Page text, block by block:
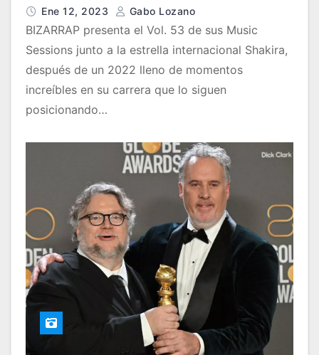
Ene 12, 2023 Gabo Lozano
BIZARRAP presenta el Vol. 53 de sus Music
Sessions junto a la estrella internacional Shakira,
después de un 2022 lleno de momentos
increíbles en su carrera que lo siguen
posicionando…